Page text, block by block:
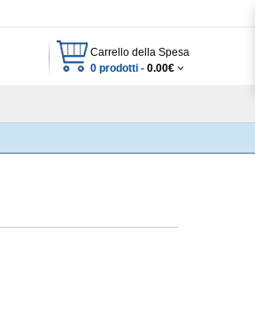
Carrello della Spesa
0 prodotti - 0.00€